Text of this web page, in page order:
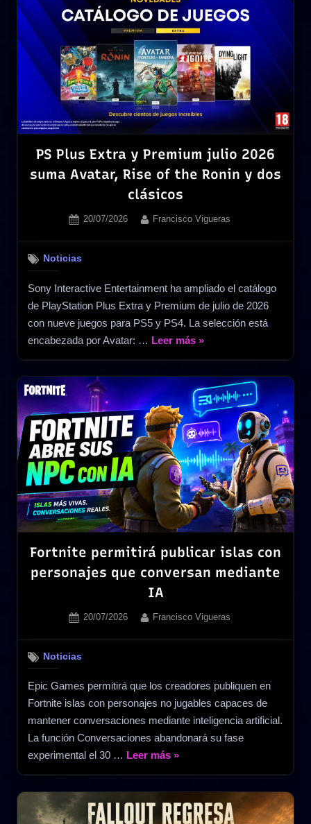
juegos
hasta
2029»
PS Plus Extra y Premium julio 2026
suma Avatar, Rise of the Ronin y dos
clásicos
Posted
20/07/2026 By
Francisco Vigueras
Noticias
Sony Interactive Entertainment ha ampliado el catálogo
de PlayStation Plus Extra y Premium de julio de 2026
con nueve juegos para PS5 y PS4. La selección está
encabezada por Avatar: … Leer más«PS
Extra
y
Premium
julio
2026
suma
Avatar,
Rise
of
the
Ronin
»
Fortnite permitirá publicar islas con
personajes que conversan mediante
IA
Posted
20/07/2026 By
Francisco Vigueras
Noticias
Epic Games permitirá que los creadores publiquen en
Fortnite islas con personajes no jugables capaces de
mantener conversaciones mediante inteligencia artificial.
La función Conversaciones abandonará su fase
experimental el 30 … Leer más«Fortnite
permitirá
publicar
islas
»